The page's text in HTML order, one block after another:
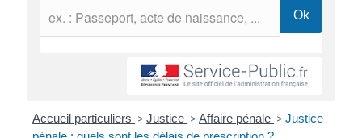
Accueil particuliers > Justice > Affaire pénale > Justice